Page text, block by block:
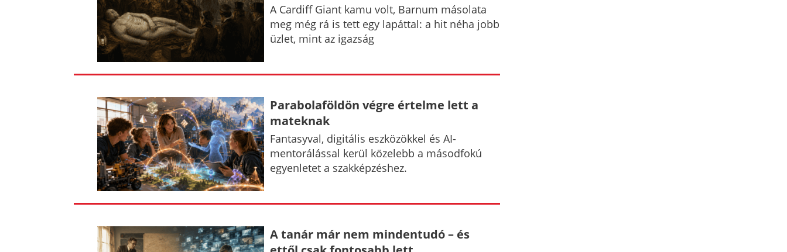
A Cardiff Giant kamu volt, Barnum másolata
meg még rá is tett egy lapáttal: a hit néha jobb
üzlet, mint az igazság
Parabolaföldön végre értelme lett a
mateknak
Fantasyval, digitális eszközökkel és AI-
mentorálással kerül közelebb a másodfokú
egyenletet a szakképzéshez.
A tanár már nem mindentudó – és